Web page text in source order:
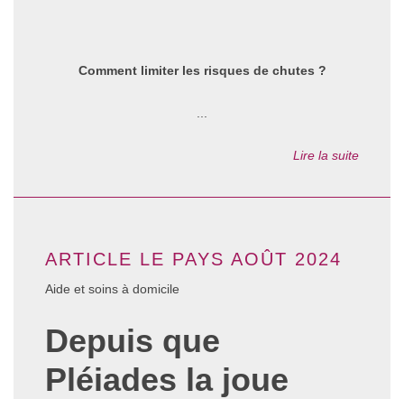
Comment limiter les risques de chutes ?
Lire la suite
ARTICLE LE PAYS AOÛT 2024
Aide et soins à domicile
Depuis que
Pléiades la joue